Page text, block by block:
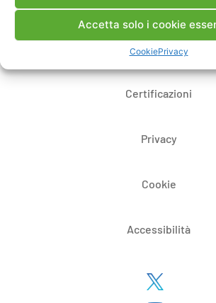
Accetta solo i cookie
CookiePrivacy
Whistleblowing
Certificazioni
Privacy
Cookie
Accessibilità